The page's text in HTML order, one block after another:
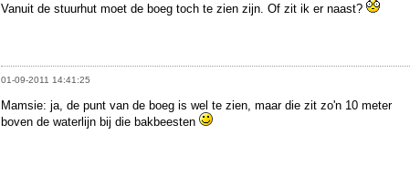
Vanuit de stuurhut moet de boeg toch te zien zijn. Of zit ik er naast?
01-09-2011 14:41:25
Mamsie: ja, de punt van de boeg is wel te zien, maar die zit zo'n 10 meter
boven de waterlijn bij die bakbeesten